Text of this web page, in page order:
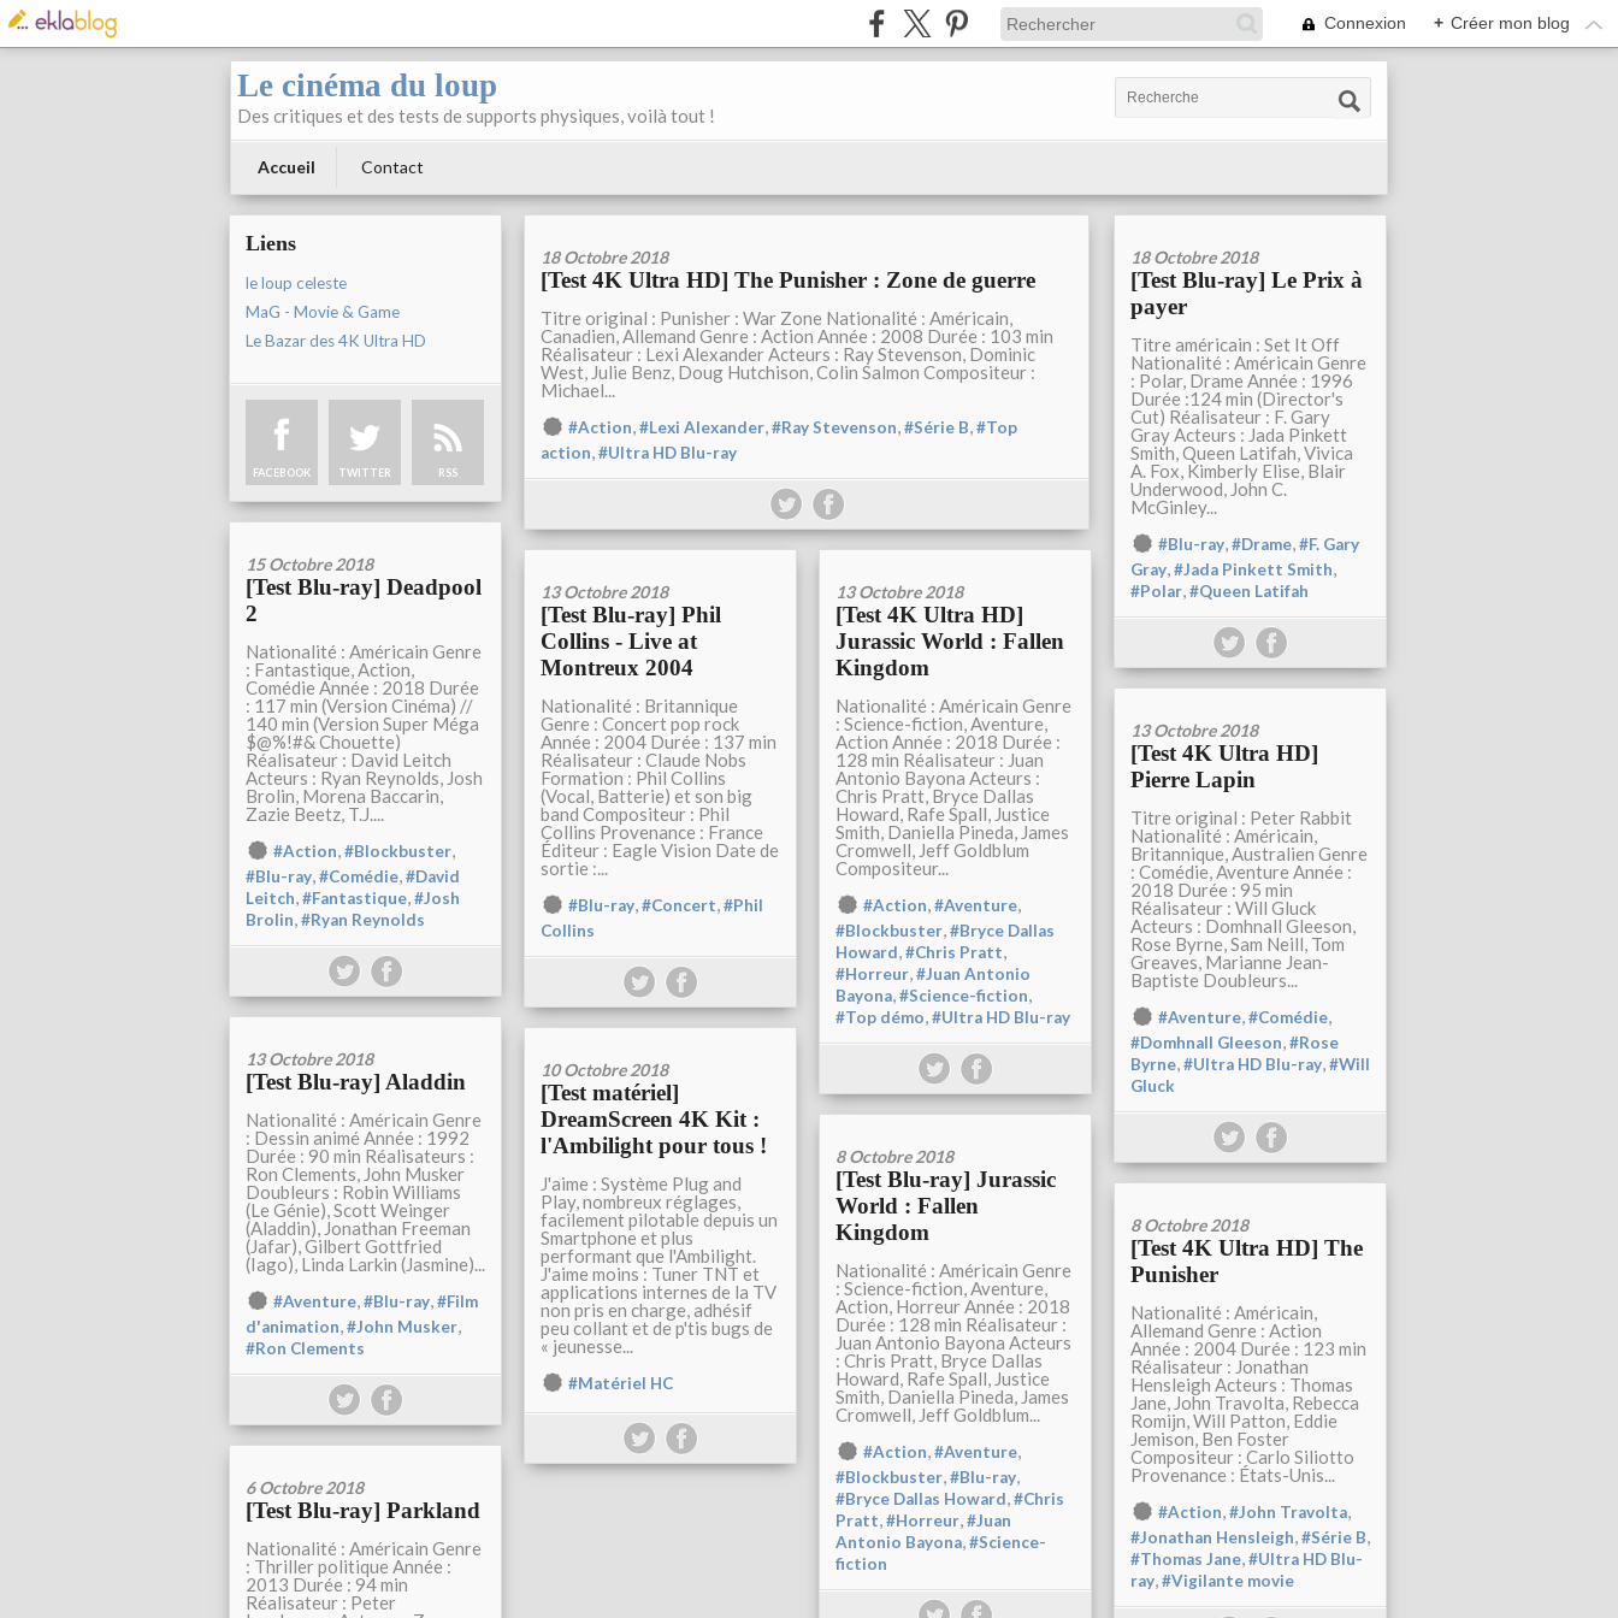
Connexion + Créer mon blog
Le cinéma du loup
Des critiques et des tests de supports physiques, voilà tout !
Accueil Contact
Liens
le loup celeste
MaG - Movie & Game
Le Bazar des 4K Ultra HD
FACEBOOK TWITTER RSS
18 Octobre 2018
[Test 4K Ultra HD] The Punisher : Zone de guerre
Titre original : Punisher : War Zone Nationalité : Américain,
Canadien, Allemand Genre : Action Année : 2008 Durée : 103 min
Réalisateur : Lexi Alexander Acteurs : Ray Stevenson, Dominic
West, Julie Benz, Doug Hutchison, Colin Salmon Compositeur :
Michael...
#Action,#Lexi Alexander,#Ray Stevenson,#Série B,#Top
action,#Ultra HD Blu-ray
18 Octobre 2018
[Test Blu-ray] Le Prix à
payer
Titre américain : Set It Off
Nationalité : Américain Genre
: Polar, Drame Année : 1996
Durée :124 min (Director's
Cut) Réalisateur : F. Gary
Gray Acteurs : Jada Pinkett
Smith, Queen Latifah, Vivica
A. Fox, Kimberly Elise, Blair
Underwood, John C.
McGinley...
#Blu-ray,#Drame,#F. Gary
Gray,#Jada Pinkett Smith,
#Polar,#Queen Latifah
15 Octobre 2018
[Test Blu-ray] Deadpool
2
Nationalité : Américain Genre
: Fantastique, Action,
Comédie Année : 2018 Durée
: 117 min (Version Cinéma) //
140 min (Version Super Méga
$@%!#& Chouette)
Réalisateur : David Leitch
Acteurs : Ryan Reynolds, Josh
Brolin, Morena Baccarin,
Zazie Beetz, T.J....
#Action,#Blockbuster,
#Blu-ray,#Comédie,#David
Leitch,#Fantastique,#Josh
Brolin,#Ryan Reynolds
13 Octobre 2018
[Test Blu-ray] Phil
Collins - Live at
Montreux 2004
Nationalité : Britannique
Genre : Concert pop rock
Année : 2004 Durée : 137 min
Réalisateur : Claude Nobs
Formation : Phil Collins
(Vocal, Batterie) et son big
band Compositeur : Phil
Collins Provenance : France
Éditeur : Eagle Vision Date de
sortie :...
#Blu-ray,#Concert,#Phil
Collins
13 Octobre 2018
[Test 4K Ultra HD]
Jurassic World : Fallen
Kingdom
Nationalité : Américain Genre
: Science-fiction, Aventure,
Action Année : 2018 Durée :
128 min Réalisateur : Juan
Antonio Bayona Acteurs :
Chris Pratt, Bryce Dallas
Howard, Rafe Spall, Justice
Smith, Daniella Pineda, James
Cromwell, Jeff Goldblum
Compositeur...
#Action,#Aventure,
#Blockbuster,#Bryce Dallas
Howard,#Chris Pratt,
#Horreur,#Juan Antonio
Bayona,#Science-fiction,
#Top démo,#Ultra HD Blu-ray
13 Octobre 2018
[Test 4K Ultra HD]
Pierre Lapin
Titre original : Peter Rabbit
Nationalité : Américain,
Britannique, Australien Genre
: Comédie, Aventure Année :
2018 Durée : 95 min
Réalisateur : Will Gluck
Acteurs : Domhnall Gleeson,
Rose Byrne, Sam Neill, Tom
Greaves, Marianne Jean-
Baptiste Doubleurs...
#Aventure,#Comédie,
#Domhnall Gleeson,#Rose
Byrne,#Ultra HD Blu-ray,#Will
Gluck
13 Octobre 2018
[Test Blu-ray] Aladdin
Nationalité : Américain Genre
: Dessin animé Année : 1992
Durée : 90 min Réalisateurs :
Ron Clements, John Musker
Doubleurs : Robin Williams
(Le Génie), Scott Weinger
(Aladdin), Jonathan Freeman
(Jafar), Gilbert Gottfried
(Iago), Linda Larkin (Jasmine)...
#Aventure,#Blu-ray,#Film
d'animation,#John Musker,
#Ron Clements
10 Octobre 2018
[Test matériel]
DreamScreen 4K Kit :
l'Ambilight pour tous !
J'aime : Système Plug and
Play, nombreux réglages,
facilement pilotable depuis un
Smartphone et plus
performant que l'Ambilight.
J'aime moins : Tuner TNT et
applications internes de la TV
non pris en charge, adhésif
peu collant et de p'tis bugs de
« jeunesse...
#Matériel HC
8 Octobre 2018
[Test Blu-ray] Jurassic
World : Fallen
Kingdom
Nationalité : Américain Genre
: Science-fiction, Aventure,
Action, Horreur Année : 2018
Durée : 128 min Réalisateur :
Juan Antonio Bayona Acteurs
: Chris Pratt, Bryce Dallas
Howard, Rafe Spall, Justice
Smith, Daniella Pineda, James
Cromwell, Jeff Goldblum...
#Action,#Aventure,
#Blockbuster,#Blu-ray,
#Bryce Dallas Howard,#Chris
Pratt,#Horreur,#Juan
Antonio Bayona,#Science-
fiction
8 Octobre 2018
[Test 4K Ultra HD] The
Punisher
Nationalité : Américain,
Allemand Genre : Action
Année : 2004 Durée : 123 min
Réalisateur : Jonathan
Hensleigh Acteurs : Thomas
Jane, John Travolta, Rebecca
Romijn, Will Patton, Eddie
Jemison, Ben Foster
Compositeur : Carlo Siliotto
Provenance : États-Unis...
#Action,#John Travolta,
#Jonathan Hensleigh,#Série B,
#Thomas Jane,#Ultra HD Blu-
ray,#Vigilante movie
6 Octobre 2018
[Test Blu-ray] Parkland
Nationalité : Américain Genre
: Thriller politique Année :
2013 Durée : 94 min
Réalisateur : Peter